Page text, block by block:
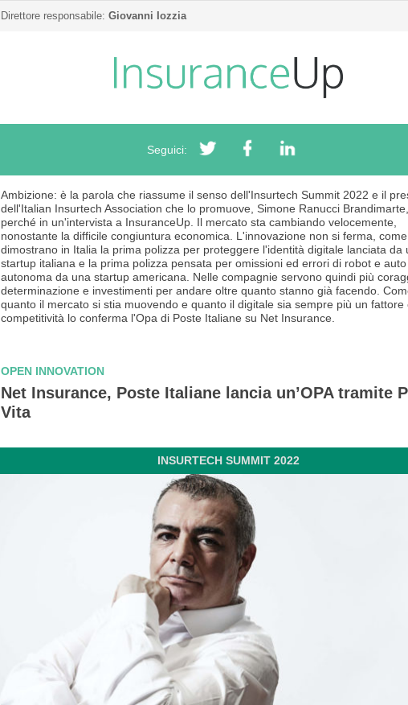
Direttore responsabile: Giovanni Iozzia
Seguici:
Ambizione: è la parola che riassume il senso dell'Insurtech Summit 2022 e il
dell'Italian Insurtech Association che lo promuove, Simone Ranucci
perché in un'intervista a InsuranceUp. Il mercato sta cambiando velocemente,
nonostante la difficile congiuntura economica. L'innovazione non si ferma, come
dimostrano in Italia la prima polizza per proteggere l'identità digitale lanciata da
startup italiana e la prima polizza pensata per omissioni ed errori di robot e
autonoma da una startup americana. Nelle compagnie servono quindi più
determinazione e investimenti per andare oltre quanto stanno già facendo.
quanto il mercato si stia muovendo e quanto il digitale sia sempre più un fattore
competitività lo conferma l'Opa di Poste Italiane su Net Insurance.
OPEN INNOVATION
Net Insurance, Poste Italiane lancia un’OPA tramite
Vita
INSURTECH SUMMIT 2022